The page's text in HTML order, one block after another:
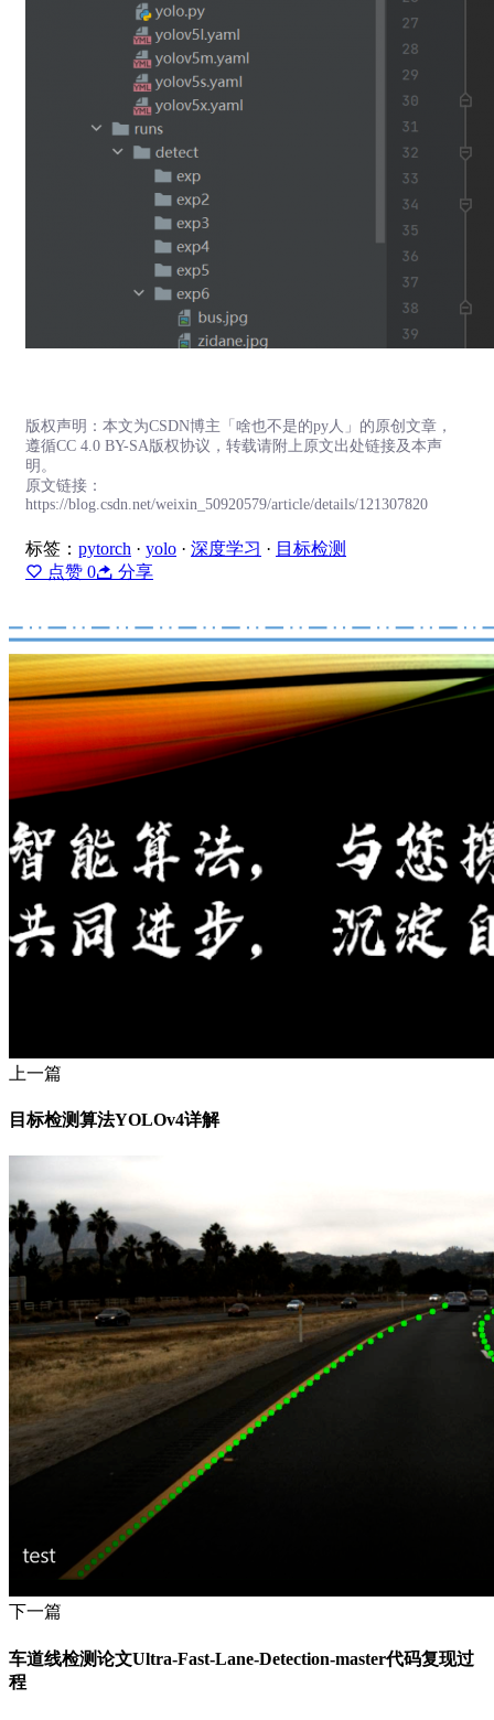
版权声明：本文为CSDN博主「啥也不是的py人」的原创文章，
遵循CC 4.0 BY-SA版权协议，转载请附上原文出处链接及本声
明。
原文链接：
https://blog.csdn.net/weixin_50920579/article/details/121307820
标签： pytorch · yolo · 深度学习 · 目标检测
点赞 0 分享
上一篇
目标检测算法YOLOv4详解
下一篇
车道线检测论文Ultra-Fast-Lane-Detection-master代码复现过
程